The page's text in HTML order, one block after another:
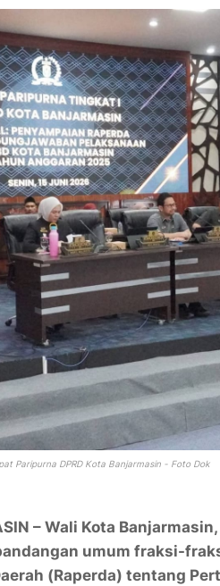
Paripurna DPRD Kota Banjarmasin - Foto Dok
– Wali Kota
umum fraksi-
(Raperda) tentang